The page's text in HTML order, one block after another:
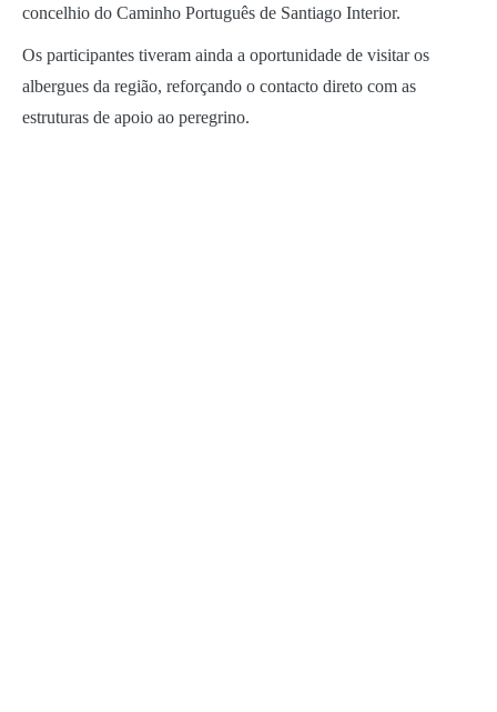
concelhio do Caminho Português de Santiago Interior.
Os participantes tiveram ainda a oportunidade de visitar os
albergues da região, reforçando o contacto direto com as
estruturas de apoio ao peregrino.